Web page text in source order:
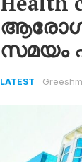
സമയം
LATEST